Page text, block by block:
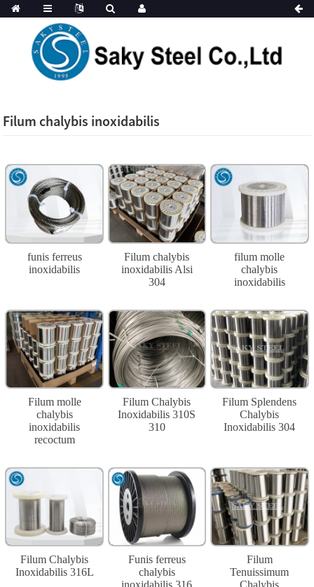
Filum chalybis inoxidabilis
funis ferreus
inoxidabilis
Filum chalybis
inoxidabilis Alsi
304
filum molle
chalybis
inoxidabilis
Filum molle
chalybis
inoxidabilis
recoctum
Filum Chalybis
Inoxidabilis 310S
310
Filum Splendens
Chalybis
Inoxidabilis 304
Filum Chalybis
Inoxidabilis 316L
Funis ferreus
chalybis
inoxidabilis 316
Filum
Tenuissimum
Chalybis